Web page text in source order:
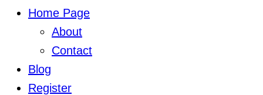
Home Page
About
Contact
Blog
Register